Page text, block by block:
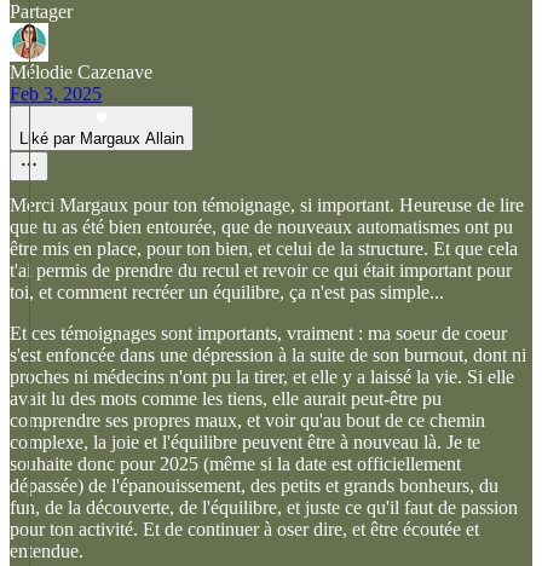
Partager
Mélodie Cazenave
Feb 3, 2025
Liké par Margaux Allain
Merci Margaux pour ton témoignage, si important. Heureuse de lire
que tu as été bien entourée, que de nouveaux automatismes ont pu
être mis en place, pour ton bien, et celui de la structure. Et que cela
t'ai permis de prendre du recul et revoir ce qui était important pour
toi, et comment recréer un équilibre, ça n'est pas simple...
Et ces témoignages sont importants, vraiment : ma soeur de coeur
s'est enfoncée dans une dépression à la suite de son burnout, dont ni
proches ni médecins n'ont pu la tirer, et elle y a laissé la vie. Si elle
avait lu des mots comme les tiens, elle aurait peut-être pu
comprendre ses propres maux, et voir qu'au bout de ce chemin
complexe, la joie et l'équilibre peuvent être à nouveau là. Je te
souhaite donc pour 2025 (même si la date est officiellement
dépassée) de l'épanouissement, des petits et grands bonheurs, du
fun, de la découverte, de l'équilibre, et juste ce qu'il faut de passion
pour ton activité. Et de continuer à oser dire, et être écoutée et
entendue.